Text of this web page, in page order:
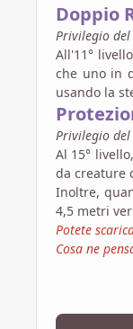
Doppio
Privilegio
All'11°
che uno in
usando la
Privilegio
Al 15°
da creature
Inoltre,
4,5 metri
Potete
Cosa ne